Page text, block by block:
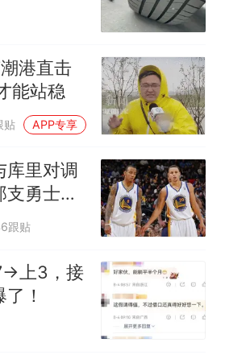
高达千
通报
港直击
能站稳
贴 APP专享
库里对调
勇士取
跟贴
上3，接
！